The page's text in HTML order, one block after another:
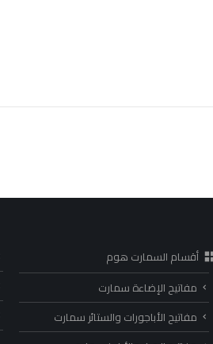
أقسام السمارت هوم
مفاتيح الإضاءة سمارت
مفاتيح الأباجورات والستائر سمارت